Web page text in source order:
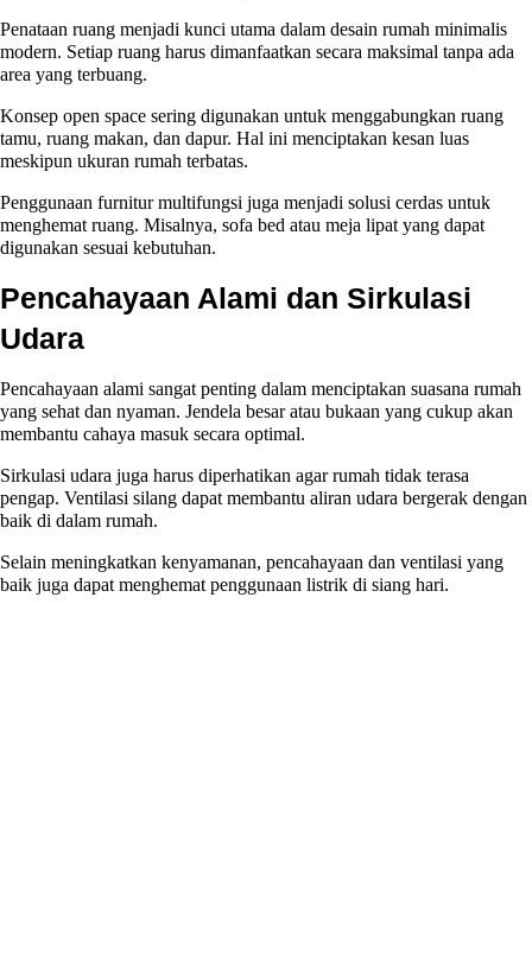
Penataan ruang menjadi kunci utama dalam desain rumah minimalis
modern. Setiap ruang harus dimanfaatkan secara maksimal tanpa ada
area yang terbuang.
Konsep open space sering digunakan untuk menggabungkan ruang
tamu, ruang makan, dan dapur. Hal ini menciptakan kesan luas
meskipun ukuran rumah terbatas.
Penggunaan furnitur multifungsi juga menjadi solusi cerdas untuk
menghemat ruang. Misalnya, sofa bed atau meja lipat yang dapat
digunakan sesuai kebutuhan.
Pencahayaan Alami dan Sirkulasi
Udara
Pencahayaan alami sangat penting dalam menciptakan suasana rumah
yang sehat dan nyaman. Jendela besar atau bukaan yang cukup akan
membantu cahaya masuk secara optimal.
Sirkulasi udara juga harus diperhatikan agar rumah tidak terasa
pengap. Ventilasi silang dapat membantu aliran udara bergerak dengan
baik di dalam rumah.
Selain meningkatkan kenyamanan, pencahayaan dan ventilasi yang
baik juga dapat menghemat penggunaan listrik di siang hari.